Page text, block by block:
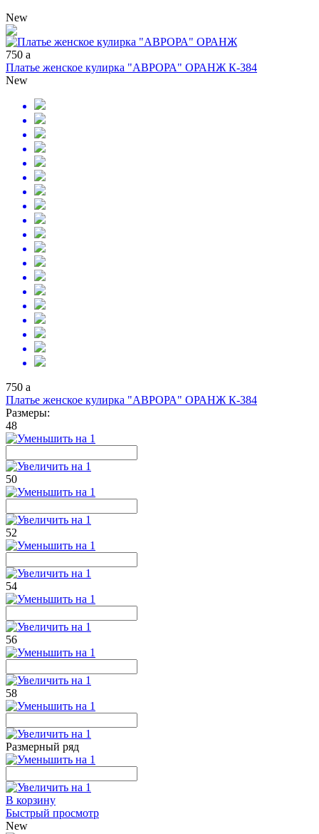
New
750 a
Платье женское кулирка "АВРОРА" ОРАНЖ К-384
New
750 a
Платье женское кулирка "АВРОРА" ОРАНЖ К-384
Размеры:
48
50
52
54
56
58
Размерный ряд
В корзину
Быстрый просмотр
New